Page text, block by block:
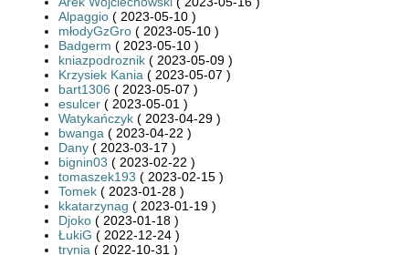
Alpaggio ( 2023-05-10 )
młodyGzGro ( 2023-05-10 )
Badgerm ( 2023-05-10 )
kniazpodroznik ( 2023-05-09 )
Krzysiek Kania ( 2023-05-07 )
bart1306 ( 2023-05-07 )
esulcer ( 2023-05-01 )
Watykańczyk ( 2023-04-29 )
bwanga ( 2023-04-22 )
Dany ( 2023-03-17 )
bignin03 ( 2023-02-22 )
tomaszek193 ( 2023-02-15 )
Tomek ( 2023-01-28 )
kkatarzynag ( 2023-01-19 )
Djoko ( 2023-01-18 )
ŁukiG ( 2022-12-24 )
trynia ( 2022-10-31 )